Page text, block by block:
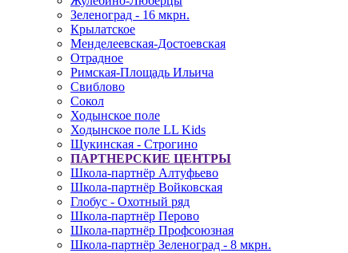
Зеленоград - 16 мкрн.
Крылатское
Менделеевская-Достоевская
Отрадное
Римская-Площадь Ильича
Свиблово
Сокол
Ходынское поле
Ходынское поле LL Kids
Щукинская - Строгино
ПАРТНЕРСКИЕ ЦЕНТРЫ
Школа-партнёр Алтуфьево
Школа-партнёр Войковская
Глобус - Охотный ряд
Школа-партнёр Перово
Школа-партнёр Профсоюзная
Школа-партнёр Зеленоград - 8 мкрн.